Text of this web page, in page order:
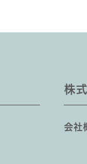
株
会社